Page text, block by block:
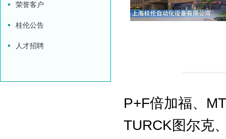
荣誉客户
桂伦公告
人才招聘
P+F倍加福、
TURCK图尔克